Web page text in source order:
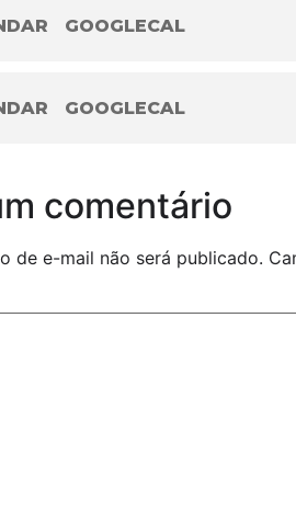
GOOGLECAL
GOOGLECAL
comentário
de e-mail não será publicado.